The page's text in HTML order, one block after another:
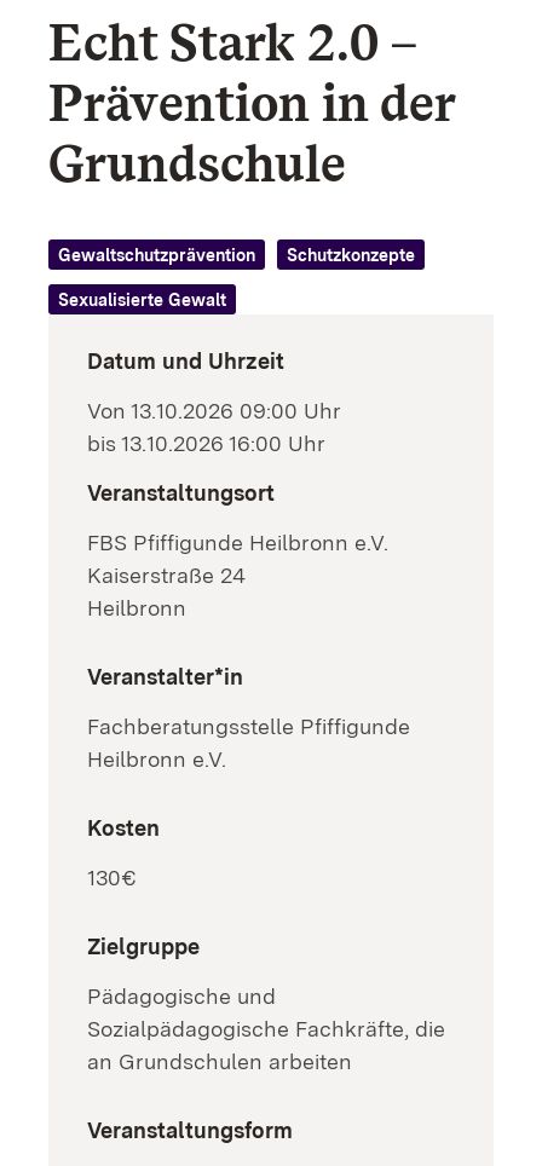
Echt Stark 2.0 –
Prävention in der
Grundschule
Gewaltschutzprävention Schutzkonzepte
Sexualisierte Gewalt
Datum und Uhrzeit
Von 13.10.2026 09:00 Uhr
bis 13.10.2026 16:00 Uhr
Veranstaltungsort
FBS Pfiffigunde Heilbronn e.V.
Kaiserstraße 24
Heilbronn
Veranstalter*in
Fachberatungsstelle Pfiffigunde
Heilbronn e.V.
Kosten
130€
Zielgruppe
Pädagogische und
Sozialpädagogische Fachkräfte, die
an Grundschulen arbeiten
Veranstaltungsform
Schutzkonzepte
Sexualisierte Gewalt
Sucht